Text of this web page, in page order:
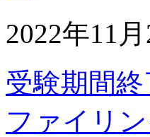
2022年11月
受験期間
ファイリ